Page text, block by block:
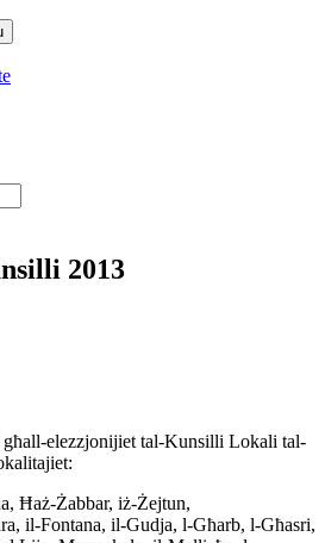
2013
elezzjonijiet tal-Kunsilli Lokali tal-
Ħaż-Żabbar, iż-Żejtun,
il-Fontana, il-Gudja, l-Għarb, l-Għasri,